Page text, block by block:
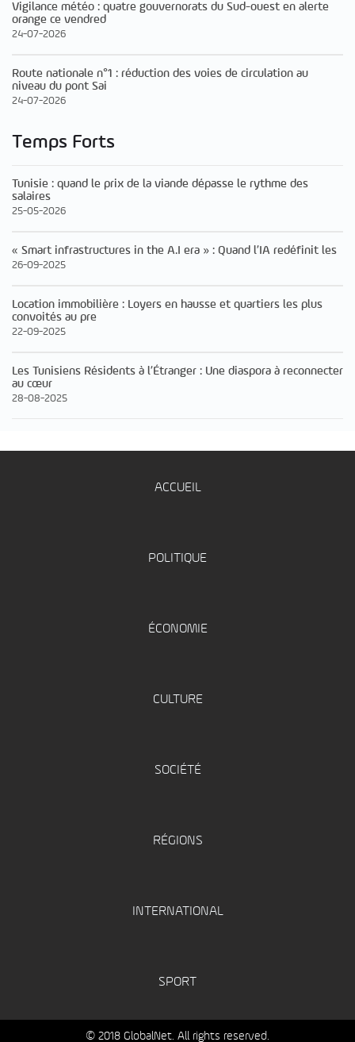
Vigilance météo : quatre gouvernorats du Sud-ouest en alerte
orange ce vendred
24-07-2026
Route nationale n°1 : réduction des voies de circulation au
niveau du pont Sai
24-07-2026
Temps Forts
Tunisie : quand le prix de la viande dépasse le rythme des
salaires
25-05-2026
« Smart infrastructures in the A.I era » : Quand l’IA redéfinit les
26-09-2025
Location immobilière : Loyers en hausse et quartiers les plus
convoités au pre
22-09-2025
Les Tunisiens Résidents à l’Étranger : Une diaspora à reconnecter
au cœur
28-08-2025
ACCUEIL
POLITIQUE
ÉCONOMIE
CULTURE
SOCIÉTÉ
RÉGIONS
INTERNATIONAL
SPORT
© 2018 GlobalNet. All rights reserved.